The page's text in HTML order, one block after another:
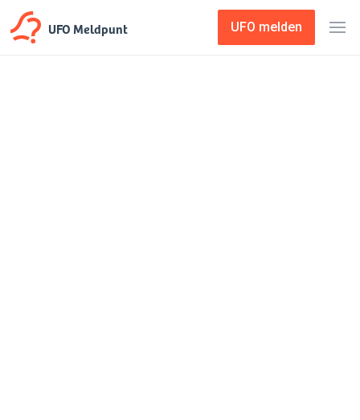
UFO Meldpunt UFO melden